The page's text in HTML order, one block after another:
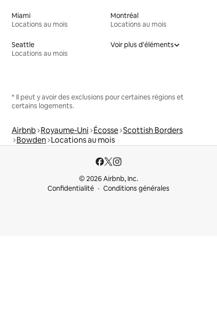
Miami
Locations au mois
Montréal
Locations au mois
Seattle
Locations au mois
Voir plus d'éléments
* Il peut y avoir des exclusions pour certaines régions et
certains logements.
Airbnb Royaume-Uni Écosse Scottish Borders
Bowden Locations au mois
© 2026 Airbnb, Inc.
Confidentialité
Conditions générales